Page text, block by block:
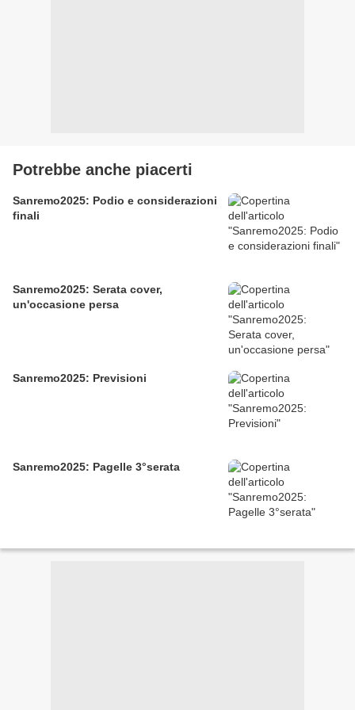
Potrebbe anche piacerti
Sanremo2025: Podio e considerazioni
finali
Sanremo2025: Serata cover,
un'occasione persa
Sanremo2025: Previsioni
Sanremo2025: Pagelle 3°serata